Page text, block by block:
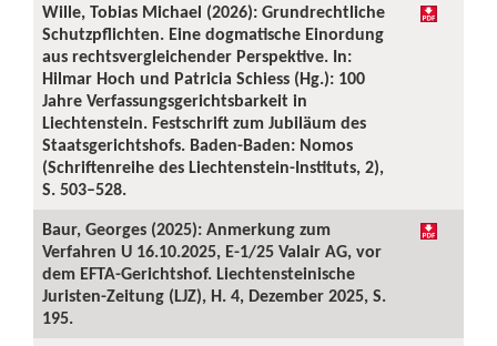
Wille, Tobias Michael (2026): Grundrechtliche
Schutzpflichten. Eine dogmatische Einordung
aus rechtsvergleichender Perspektive. In:
Hilmar Hoch und Patricia Schiess (Hg.): 100
Jahre Verfassungsgerichtsbarkeit in
Liechtenstein. Festschrift zum Jubiläum des
Staatsgerichtshofs. Baden-Baden: Nomos
(Schriftenreihe des Liechtenstein-Instituts, 2),
S. 503–528.
Baur, Georges (2025): Anmerkung zum
Verfahren U 16.10.2025, E-1/25 Valair AG, vor
dem EFTA-Gerichtshof. Liechtensteinische
Juristen-Zeitung (LJZ), H. 4, Dezember 2025, S.
195.